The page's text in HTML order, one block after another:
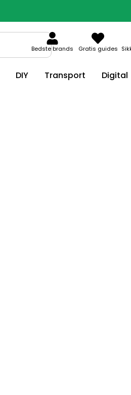
Bedste brands Gratis guides
DIY Transport Digital